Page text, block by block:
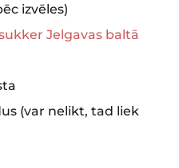
izvēles)
Jelgavas baltā
(var nelikt, tad liek